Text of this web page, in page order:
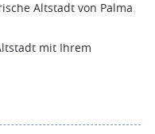
Altstadt von Palma
mit Ihrem